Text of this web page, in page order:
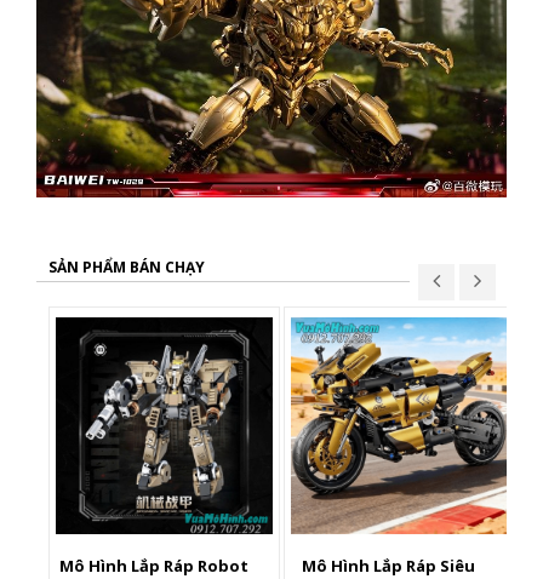
SẢN PHẨM BÁN CHẠY
Mô Hình Lắp Ráp Robot
Mô Hình Lắp Ráp Siêu